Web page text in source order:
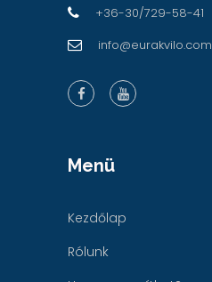
+36-30/729-58-41
info@eurakvilo.com
Menü
Kezdőlap
Rólunk